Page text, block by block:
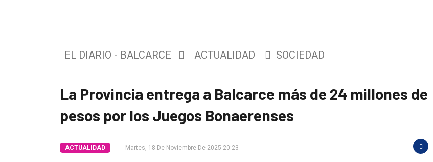
Tendencia
EL DIARIO - BALCARCE ACTUALIDAD SOCIEDAD
La Provincia entrega a Balcarce más de 24 millones de
pesos por los Juegos Bonaerenses
ACTUALIDAD Martes, 18 De Noviembre De 2025 20:23